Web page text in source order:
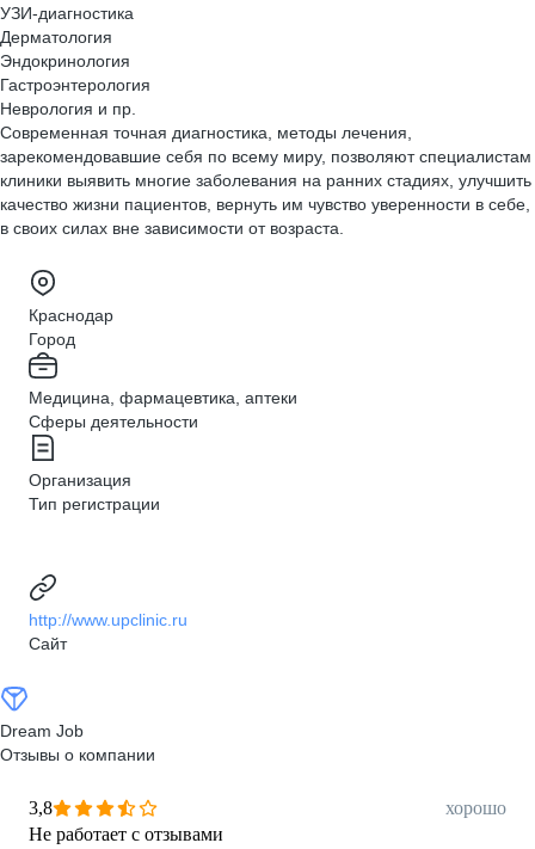
УЗИ-диагностика
Дерматология
Эндокринология
Гастроэнтерология
Неврология и пр.
Современная точная диагностика, методы лечения,
зарекомендовавшие себя по всему миру, позволяют специалистам
клиники выявить многие заболевания на ранних стадиях, улучшить
качество жизни пациентов, вернуть им чувство уверенности в себе,
в своих силах вне зависимости от возраста.
Краснодар
Город
Медицина, фармацевтика, аптеки
Сферы деятельности
Организация
Тип регистрации
http://www.upclinic.ru
Сайт
Dream Job
Отзывы о компании
3,8
хорошо
Не работает с отзывами